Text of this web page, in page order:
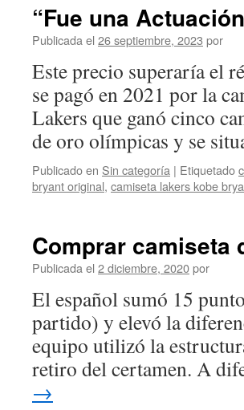
“Fue una
Publicada el 26 septiembre, 2023 por
Este precio superaría el
se pagó en 2021 por la
Lakers que ganó cinco
de oro olímpicas y se
Publicado en Sin categoría | Etiquetado
bryant original, camiseta lakers kobe
Comprar camiseta
Publicada el 2 diciembre, 2020por
El español sumó 15
partido) y elevó la
equipo utilizó la
retiro del certamen. A
→